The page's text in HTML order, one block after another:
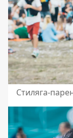
Стиляга-